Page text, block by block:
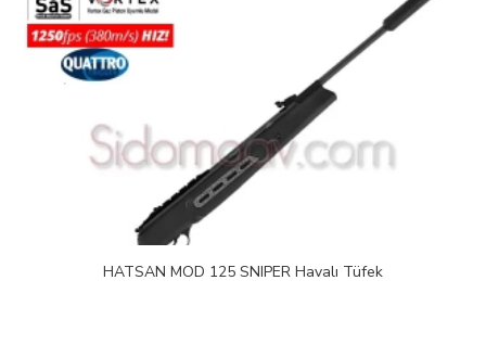
HATSAN MOD 125 SNIPER Havalı Tüfek